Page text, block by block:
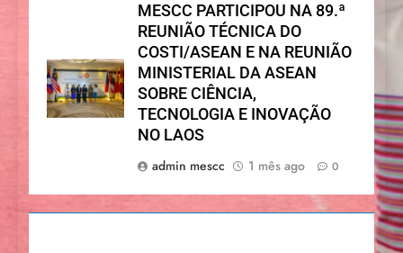
MESCC PARTICIPOU NA 89.ª
REUNIÃO TÉCNICA DO
COSTI/ASEAN E NA REUNIÃO
MINISTERIAL DA ASEAN
SOBRE CIÊNCIA,
TECNOLOGIA E INOVAÇÃO
NO LAOS
admin mescc
1 mês ago 0